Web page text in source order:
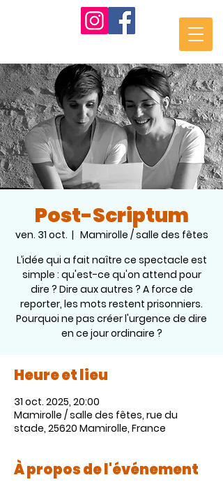
Post-Scriptum
ven. 31 oct.
  |
Mamirolle / salle des fêtes
L’idée qui a fait naître ce spectacle est
simple : qu'est-ce qu'on attend pour
dire ? Dire aux autres ? A force de
reporter, les mots restent prisonniers.
Pourquoi ne pas créer l'urgence de dire
en ce jour ordinaire ?
Heure et lieu
31 oct. 2025, 20:00
Mamirolle / salle des fêtes, rue du
stade, 25620 Mamirolle, France
À propos de l'événement